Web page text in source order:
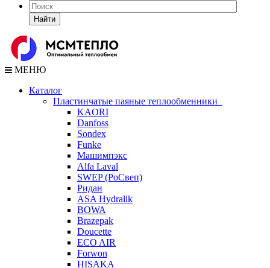
Найти
МЕНЮ
Каталог
Пластинчатые паяные теплообменники
KAORI
Danfoss
Sondex
Funke
Машимпэкс
Alfa Laval
SWEP (РоСвеп)
Ридан
ASA Hydralik
BOWA
Brazepak
Doucette
ECO AIR
Forwon
HISAKA